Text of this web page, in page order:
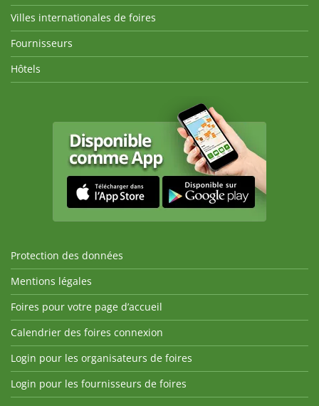
Villes internationales de foires
Fournisseurs
Hôtels
Protection des données
Mentions légales
Foires pour votre page d’accueil
Calendrier des foires connexion
Login pour les organisateurs de foires
Login pour les fournisseurs de foires